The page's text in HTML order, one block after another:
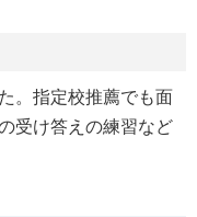
。指定校推薦でも面
受け答えの練習など